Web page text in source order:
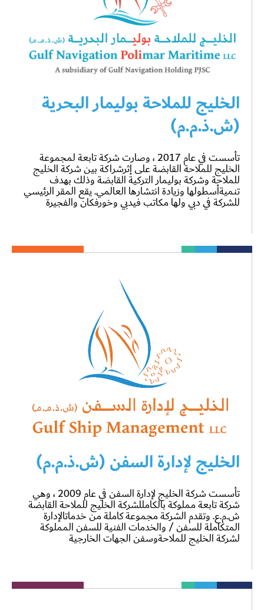
الخليج للملاحة بوليمار البحرية
(ش.ذ.م.م)
تأسست في عام 2017 ، وصارت شركة تابعة لمجموعة
الخليج للملاحة القابضة على إثرشراكة بين شركة الخليج
للملاحة وشركة بوليمار التركية القابضة وذلك بهدف
تنميةأسطولها وزيادة انتشارها العالمي. يقع المقر الرئيسي
للشركة في دبي ولها مكاتب فيدبي وخورفكان والفجيرة
الخليج لإدارة السفن (ش.ذ.م.م)
تأسست شركة الخليج لإدارة السفن في عام 2009 ، وهي
شركة تابعة مملوكة بالكامللشركة الخليج للملاحة القابضة
ش.م.ع. وتقدم الشركة مجموعة كاملة من خدماتالإدارة
المتكاملة للسفن / والخدمات الفنية للسفن المملوكة
لشركة الخليج للملاحةوسفن الجهات الخارجية